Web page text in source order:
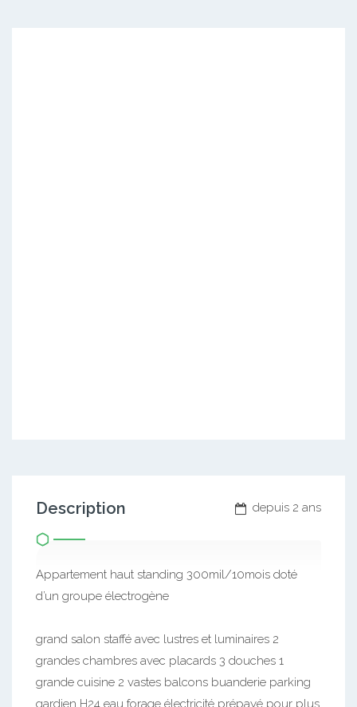
depuis 2 ans
Description
Appartement haut standing 300mil/10mois doté
d’un groupe électrogène
grand salon staffé avec lustres et luminaires 2
grandes chambres avec placards 3 douches 1
grande cuisine 2 vastes balcons buanderie parking
gardien H24 eau forage électricité prépayé pour plus